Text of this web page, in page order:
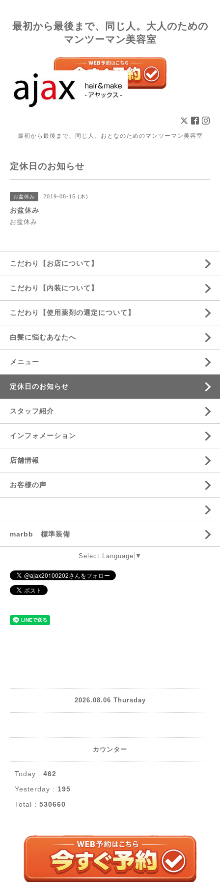
最初から最後まで、同じ人。大人のための
マンツーマン美容室
最初から最後まで、同じ人。おとなのためのマンツーマン美容室
定休日のお知らせ
お盆休み 2019-08-15 (木)
お盆休み
お盆休み
こだわり【お店について】
こだわり【内装について】
こだわり【使用薬剤の選定について】
白髪に悩むあなたへ
メニュー
定休日のお知らせ
スタッフ紹介
インフォメーション
店舗情報
お客様の声
marbb 標準装備
Select Language ▼
2026.08.06 Thursday
カウンター
Today : 462
Yesterday : 195
Total : 530660